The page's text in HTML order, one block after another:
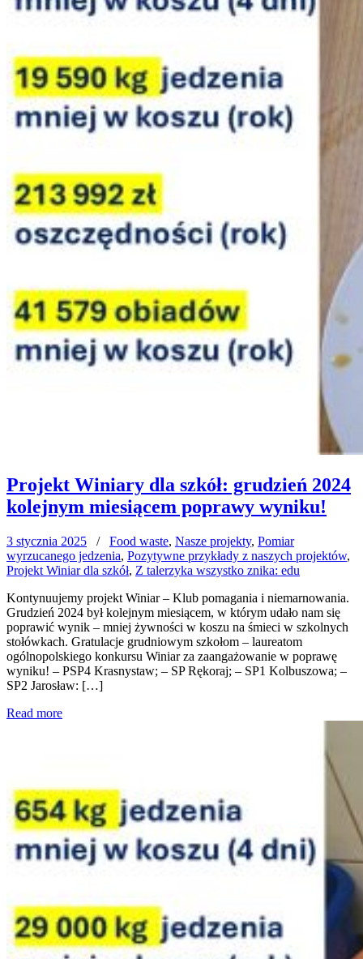
Projekt Winiary dla szkół: grudzień 2024
kolejnym miesiącem poprawy wyniku!
3 stycznia 2025 / Food waste, Nasze projekty, Pomiar
wyrzucanego jedzenia, Pozytywne przykłady z naszych projektów,
Projekt Winiar dla szkół, Z talerzyka wszystko znika: edu
Kontynuujemy projekt Winiar – Klub pomagania i niemarnowania.
Grudzień 2024 był kolejnym miesiącem, w którym udało nam się
poprawić wynik – mniej żywności w koszu na śmieci w szkolnych
stołówkach. Gratulacje grudniowym szkołom – laureatom
ogólnopolskiego konkursu Winiar za zaangażowanie w poprawę
wyniku! – PSP4 Krasnystaw; – SP Rękoraj; – SP1 Kolbuszowa; –
SP2 Jarosław: […]
Read more